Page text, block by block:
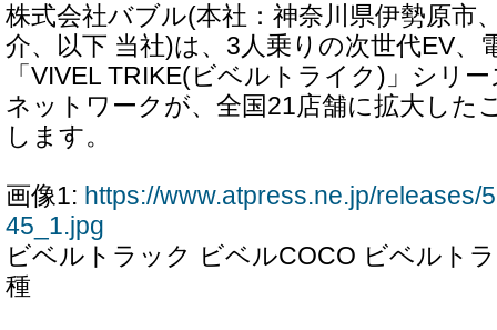
株式会社バブル(本社：神奈川県伊勢原市
介、以下 当社)は、3人乗りの次世代EV、
「VIVEL TRIKE(ビベルトライク)」シリ
ネットワークが、全国21店舗に拡大した
します。
画像1: https://www.atpress.ne.jp/releases/
45_1.jpg
ビベルトラック ビベルCOCO ビベルト
種